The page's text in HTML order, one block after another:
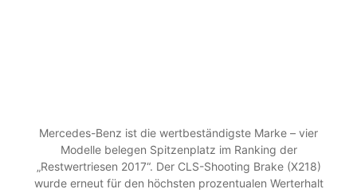
Mercedes-Benz ist die wertbeständigste Marke – vier
Modelle belegen Spitzenplatz im Ranking der
„Restwertriesen 2017“. Der CLS-Shooting Brake (X218)
wurde erneut für den höchsten prozentualen Werterhalt